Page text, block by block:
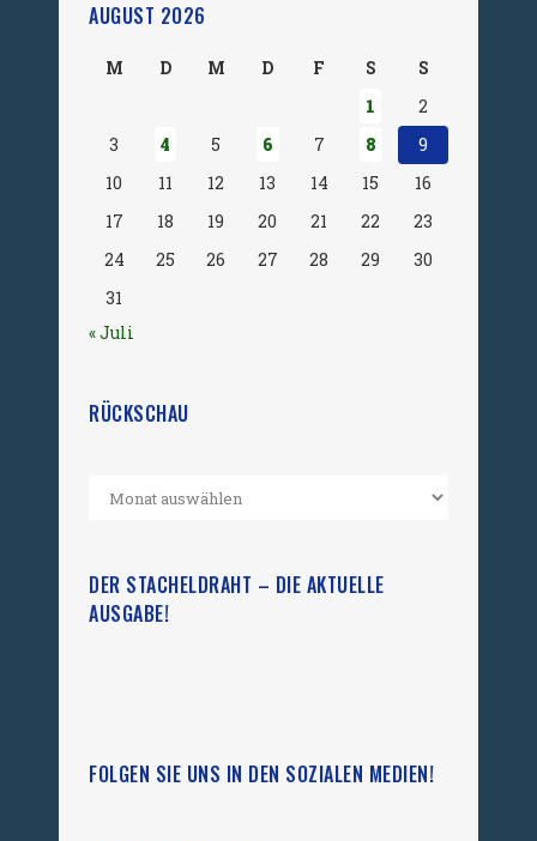
AUGUST 2026
M D M D F S
S
1
2
3
4 5 6 7 8
9
10
11 12 13 14 15
16
17
18 19 20 21 22
23
24
25 26 27 28 29
30
31
« Juli
RÜCKSCHAU
DER STACHELDRAHT – DIE AKTUELLE
AUSGABE!
FOLGEN SIE UNS IN DEN SOZIALEN MEDIEN!